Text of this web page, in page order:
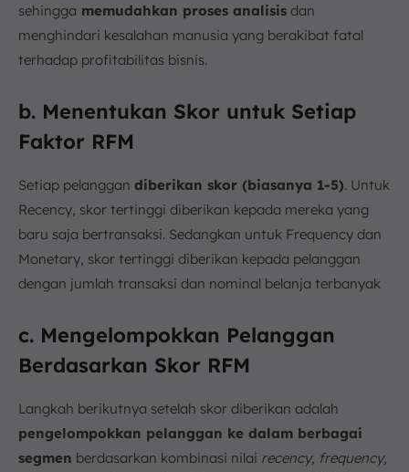
sehingga memudahkan proses analisis dan
menghindari kesalahan manusia yang berakibat fatal
terhadap profitabilitas bisnis.
b. Menentukan Skor untuk Setiap
Faktor RFM
Setiap pelanggan diberikan skor (biasanya 1-5). Untuk
Recency, skor tertinggi diberikan kepada mereka yang
baru saja bertransaksi. Sedangkan untuk Frequency dan
Monetary, skor tertinggi diberikan kepada pelanggan
dengan jumlah transaksi dan nominal belanja terbanyak
c. Mengelompokkan Pelanggan
Berdasarkan Skor RFM
Langkah berikutnya setelah skor diberikan adalah
pengelompokkan pelanggan ke dalam berbagai
segmen berdasarkan kombinasi nilai recency, frequency,